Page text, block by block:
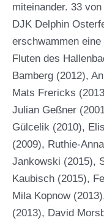
miteinander. 33
DJK Delphin
erschwammen
Fluten des
Bamberg (2012),
Mats Frericks
Julian Geßner
Gülcelik (2010),
(2009), Ruthie-
Jankowski (2015),
Kaubisch (2015),
Mila Kopnow
(2013), David